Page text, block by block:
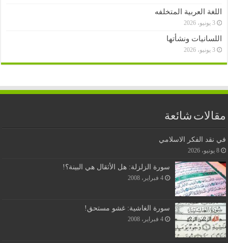
اللغة العربية المتخلفه
3 يونيو، 2026
اللسانيات ونشأتها
3 يونيو، 2026
مقالات شائعة
في نقد الفكر الاسلامي
8 يونيو، 2026
سورة الزلزلة: هل الأثقال هي البينة؟!
4 فبراير، 2008
سورة الغاشية: غشو مستحق!
4 فبراير، 2008